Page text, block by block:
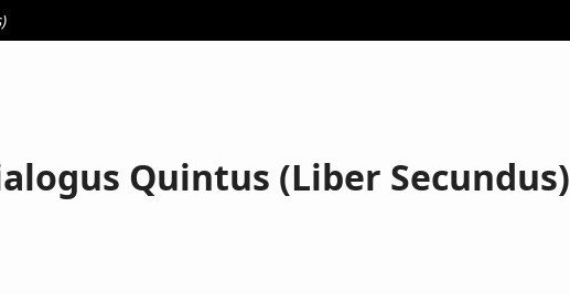
Quintus (Liber Secundus)